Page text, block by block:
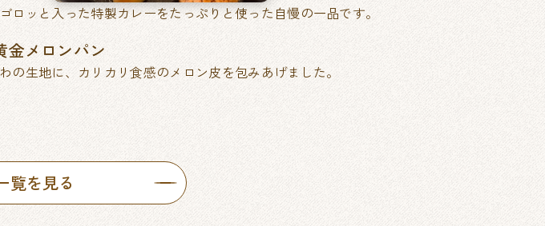
ロッと入った特製カレーをたっぷりと使った自慢の一品です。
金メロンパン
の生地に、カリカリ食感のメロン皮を包みあげました。
覧を見る